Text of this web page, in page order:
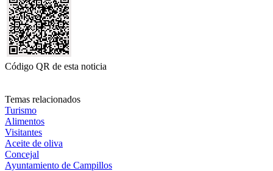
Código QR de esta noticia
Temas relacionados
Turismo
Alimentos
Visitantes
Aceite de oliva
Concejal
Ayuntamiento de Campillos